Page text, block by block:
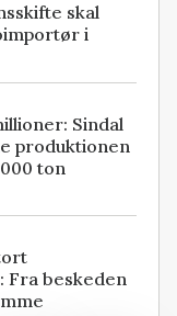
skal
i
Sindal
produktionen
ton
beskeden